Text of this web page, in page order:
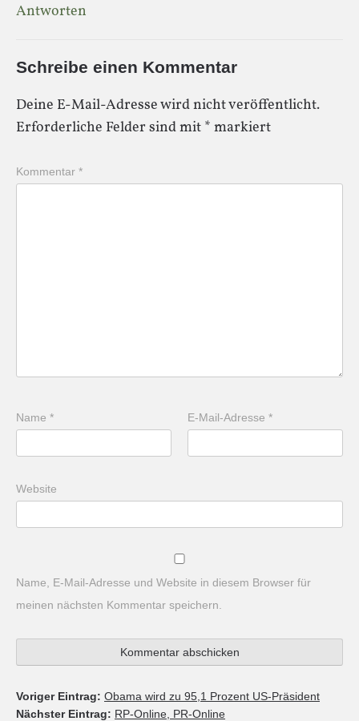
Antworten
Schreibe einen Kommentar
Deine E-Mail-Adresse wird nicht veröffentlicht.
Erforderliche Felder sind mit * markiert
Kommentar *
Name * E-Mail-Adresse*
Website
Name, E-Mail-Adresse und Website in diesem Browser für
meinen nächsten Kommentar speichern.
Voriger Eintrag: Obama wird zu 95,1 Prozent US-Präsident
Nächster Eintrag: RP-Online, PR-Online